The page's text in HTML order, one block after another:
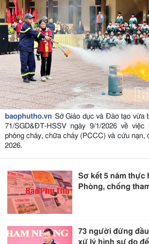
baophutho.vn Sở Giáo dục và Đào tạo vừa
71/SGD&ĐT-HSSV ngày 9/1/2026 về
phòng cháy, chữa cháy (PCCC) và cứu nạn,
2026.
Sơ kết 5 năm thực
Phòng, chống
73 người đứng
xử lý hình sự do